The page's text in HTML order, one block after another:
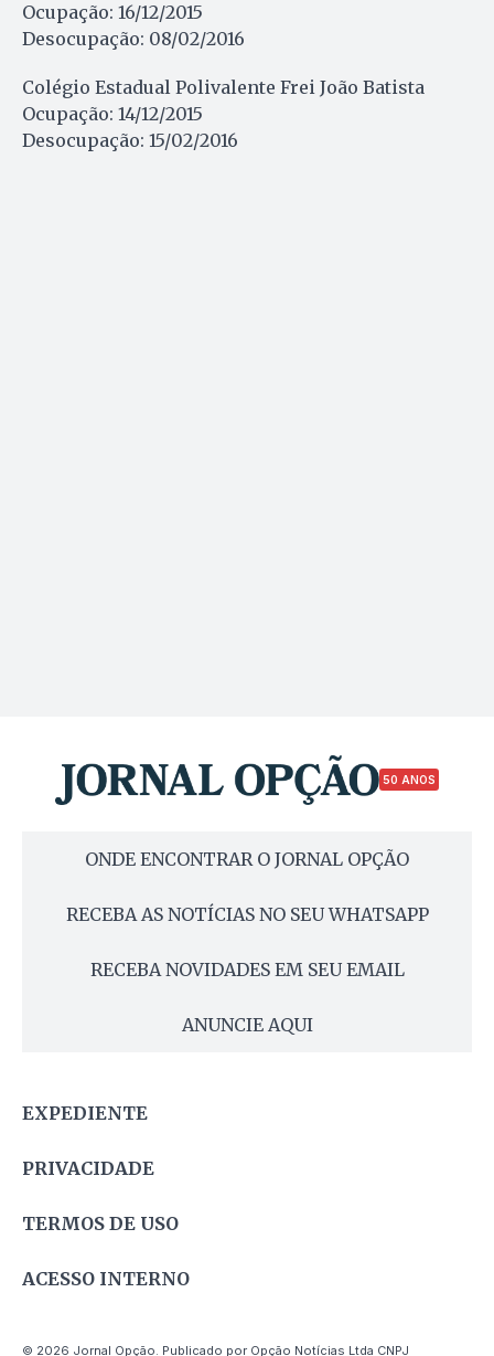
Ocupação: 16/12/2015
Desocupação: 08/02/2016
Colégio Estadual Polivalente Frei João Batista
Ocupação: 14/12/2015
Desocupação: 15/02/2016
50 ANOS
ONDE ENCONTRAR O JORNAL OPÇÃO
RECEBA AS NOTÍCIAS NO SEU WHATSAPP
RECEBA NOVIDADES EM SEU EMAIL
ANUNCIE AQUI
EXPEDIENTE
PRIVACIDADE
TERMOS DE USO
ACESSO INTERNO
© 2026 Jornal Opção. Publicado por Opção Notícias Ltda CNPJ